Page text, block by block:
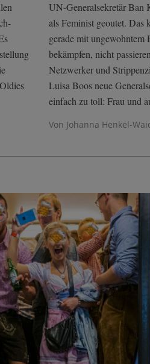
UN-Generalsekretär Ban
als Feminist geoutet. Das
gerade mit ungewohntem
bekämpfen, nicht
Netzwerker und
Luisa Boos neue
einfach zu toll: Frau und
Von Johanna Henkel-